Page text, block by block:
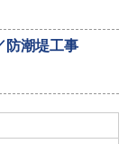
防潮堤工事